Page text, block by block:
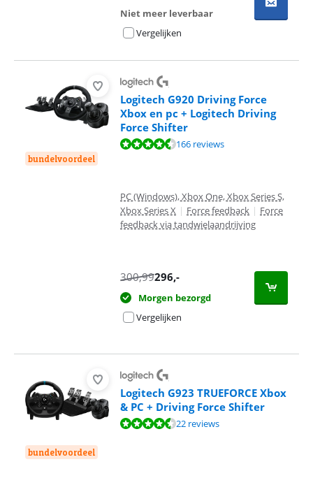
Niet meer leverbaar
Vergelijken
bundelvoordeel
Logitech G920 Driving Force
Xbox en pc + Logitech Driving
Force Shifter
Beoordeling is 9,1 van de 10, gebaseerd op 166 reviews.
166 reviews
PC (Windows), Xbox One, Xbox Series S,
Xbox Series X | Force feedback | Force
feedback via tandwielaandrijving
300,99296,-
Morgen bezorgd
Vergelijken
bundelvoordeel
Logitech G923 TRUEFORCE Xbox
& PC + Driving Force Shifter
Beoordeling is 8,7 van de 10, gebaseerd op 22 reviews.
22 reviews